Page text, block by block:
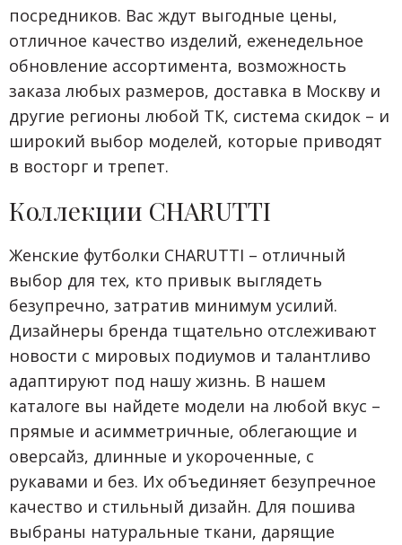
посредников. Вас ждут выгодные цены,
отличное качество изделий, еженедельное
обновление ассортимента, возможность
заказа любых размеров, доставка в Москву и
другие регионы любой ТК, система скидок – и
широкий выбор моделей, которые приводят
в восторг и трепет.
Коллекции CHARUTTI
Женские футболки CHARUTTI – отличный
выбор для тех, кто привык выглядеть
безупречно, затратив минимум усилий.
Дизайнеры бренда тщательно отслеживают
новости с мировых подиумов и талантливо
адаптируют под нашу жизнь. В нашем
каталоге вы найдете модели на любой вкус –
прямые и асимметричные, облегающие и
оверсайз, длинные и укороченные, с
рукавами и без. Их объединяет безупречное
качество и стильный дизайн. Для пошива
выбраны натуральные ткани, дарящие